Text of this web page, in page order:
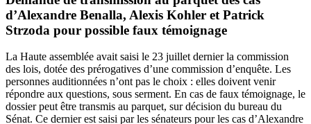
d’Alexandre Benalla, Alexis Kohler et Patrick
Strzoda pour possible faux témoignage
La Haute assemblée avait saisi le 23 juillet dernier la commission
des lois, dotée des prérogatives d’une commission d’enquête. Les
personnes auditionnées n’ont pas le choix : elles doivent venir
répondre aux questions, sous serment. En cas de faux témoignage, le
dossier peut être transmis au parquet, sur décision du bureau du
Sénat. Ce dernier est saisi par les sénateurs pour les cas d’Alexandre